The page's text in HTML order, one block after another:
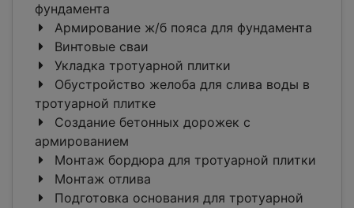
фундамента
Армирование ж/б пояса для фундамента
Винтовые сваи
Укладка тротуарной плитки
Обустройство желоба для слива воды в
тротуарной плитке
Создание бетонных дорожек с
армированием
Монтаж бордюра для тротуарной плитки
Монтаж отлива
Подготовка основания для тротуарной